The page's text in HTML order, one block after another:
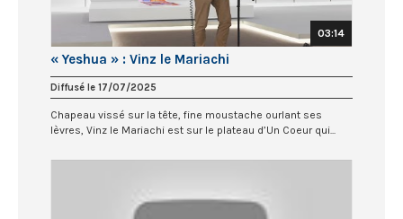
03:14
« Yeshua » : Vinz le Mariachi
Diffusé le 17/07/2025
Chapeau vissé sur la tête, fine moustache ourlant ses
lèvres, Vinz le Mariachi est sur le plateau d’Un Coeur qui...